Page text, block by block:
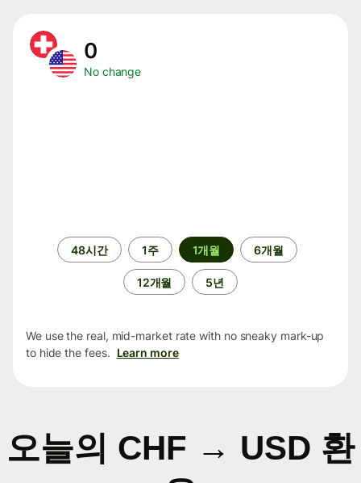
0
No change
48시간 1주 1개월 6개월
12개월 5년
We use the real, mid-market rate with no sneaky mark-up
to hide the fees. Learn more
오늘의 CHF → USD 환